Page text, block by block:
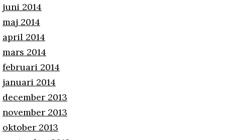
juni 2014
maj 2014
april 2014
mars 2014
februari 2014
januari 2014
december 2013
november 2013
oktober 2013